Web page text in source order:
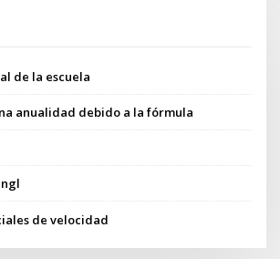
de la escuela
anualidad debido a la fórmula
de velocidad